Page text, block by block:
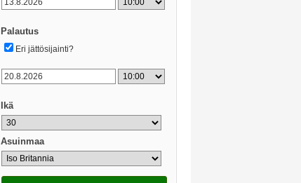
Palautus
Eri jättösijainti?
Ikä
Asuinmaa